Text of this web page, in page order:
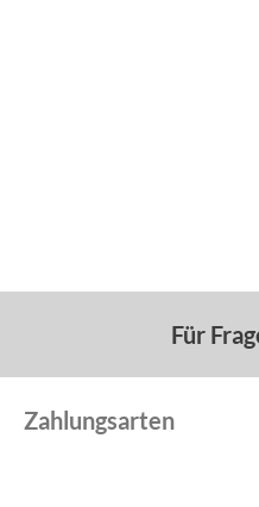
Für
Zahlungsarten